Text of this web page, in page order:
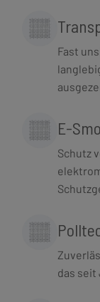
Fast
E-
Schutz
das seit